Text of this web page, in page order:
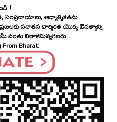
!
సంప్రదాయాలు, ఆధ్యాత్మికతను
సనాతన ధార్మికత యొక్క ఔనత్యాన్ని
వంతు విరాళమివ్వగలరు..
Bharat: